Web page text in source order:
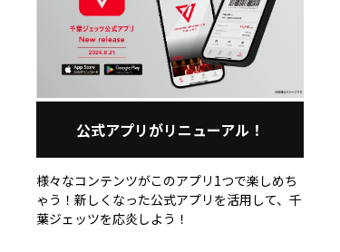
公式アプリがリニューアル！
様々なコンテンツがこのアプリ1つで楽しめち
ゃう！新しくなった公式アプリを活用して、千
葉ジェッツを応炎しよう！